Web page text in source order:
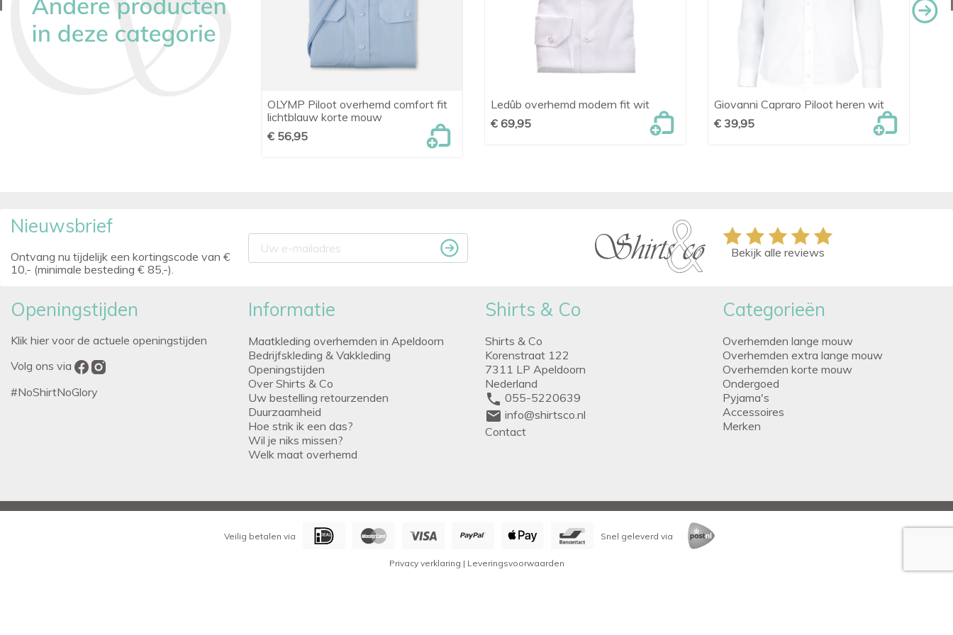
 Snel bekijken
OLYMP Piloot overhemd comfort fit
lichtblauw korte mouw
€ 56,95
 Snel bekijken
Ledûb overhemd modern fit wit
€ 69,95
 Snel bekijken
Giovanni Capraro Piloot heren wit
€ 39,95
Nieuwsbrief
Ontvang nu tijdelijk een kortingscode van €
10,- (minimale besteding € 85,-).
Bekijk alle reviews
Openingstijden
Klik hier voor de actuele openingstijden
Volg ons via
#NoShirtNoGlory
Informatie
Maatkleding overhemden in Apeldoorn
Bedrijfskleding & Vakkleding
Openingstijden
Over Shirts & Co
Uw bestelling retourzenden
Duurzaamheid
Hoe strik ik een das?
Wil je niks missen?
Welk maat overhemd
Shirts & Co
Shirts & Co
Korenstraat 122
7311 LP Apeldoorn
Nederland
phone 055-5220639
mail info@shirtsco.nl
Contact
Categorieën
Overhemden lange mouw
Overhemden extra lange mouw
Overhemden korte mouw
Ondergoed
Pyjama's
Accessoires
Merken
Veilig betalen via Snel geleverd via
Privacy verklaring | Leveringsvoorwaarden